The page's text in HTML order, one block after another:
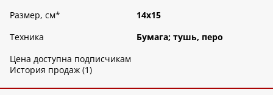
Размер, см*
14х15
Техника
Бумага; тушь, перо
Цена доступна подписчикам
История продаж (1)